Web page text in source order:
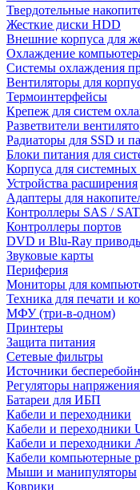
Твердотельные
Жесткие диски HDD
Внешние корпуса для
Охлаждение
Системы охлаждения
Вентиляторы для
Термоинтерфейсы
Крепеж для систем
Разветвители
Радиаторы для SSD и
Блоки питания для
Корпуса для системных
Устройства расширения
Адаптеры для
Контроллеры SAS /
Контроллеры портов
DVD и Blu-Ray
Звуковые карты
Периферия
Мониторы для
Техника для печати и
МФУ (три-в-одном)
Принтеры
Защита питания
Сетевые фильтры
Источники
Регуляторы
Батареи для ИБП
Кабели и переходники
Кабели и переходники
Кабели и переходники
Кабели компьютерные
Мыши и манипуляторы
Коврики